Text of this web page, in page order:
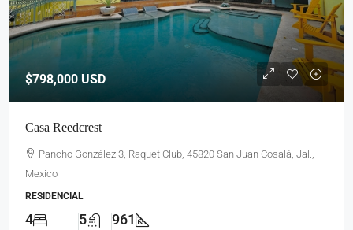
$798,000 USD
Casa Reedcrest
Pancho González 3, Raquet Club, 45820 San Juan Cosalá, Jal.,
Mexico
RESIDENCIAL
4 5 961